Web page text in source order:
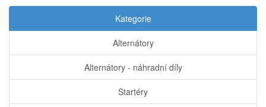
Kategorie
Alternátory
Alternátory - náhradní díly
Startéry